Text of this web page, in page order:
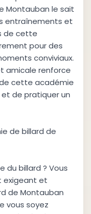
Montauban le sait
entraînements et
de cette
pour des
conviviaux.
amicale renforce
cette académie
et de pratiquer un
de billard de
du billard ? Vous
exigeant et
de Montauban
vous soyez